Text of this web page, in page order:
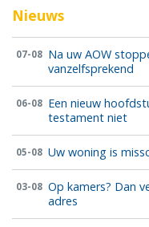
Nieuws
07-08 Na uw AOW
vanzelfsprekend
06-08 Een nieuw
testament niet
05-08 Uw woning is
03-08 Op kamers? Dan
adres